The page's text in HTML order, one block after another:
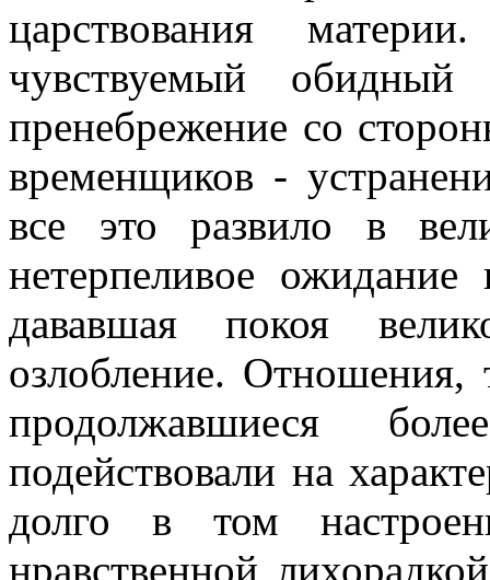
царствования
чувствуемый
пренебрежение со
временщиков -
все это развило в
нетерпеливое
дававшая покоя
озлобление.
продолжавшиеся
подействовали на
долго в том
нравственной